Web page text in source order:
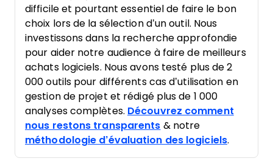
difficile et pourtant essentiel de faire le bon
choix lors de la sélection d’un outil. Nous
investissons dans la recherche approfondie
pour aider notre audience à faire de meilleurs
achats logiciels. Nous avons testé plus de 2
000 outils pour différents cas d’utilisation en
gestion de projet et rédigé plus de 1 000
analyses complètes. Découvrez comment
nous restons transparents & notre
méthodologie d’évaluation des logiciels.